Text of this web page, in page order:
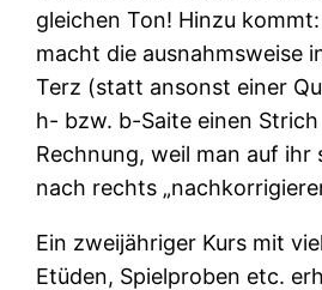
gleichen Ton! Hinzu
macht die ausnahmsweise
Terz (statt ansonst einer
h- bzw. b-Saite einen
Rechnung, weil man auf ihr
nach rechts
Ein zweijähriger Kurs mit
Etüden, Spielproben etc.